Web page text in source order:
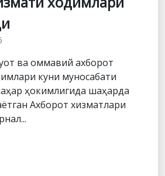
ва оммавий ахборот
куни муносабати
ҳокимлигида шаҳарда
Ахборот хизматлари